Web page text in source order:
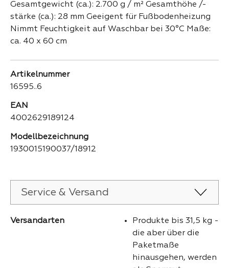
Gesamtgewicht (ca.): 2.700 g / m² Gesamthöhe /-
stärke (ca.): 28 mm Geeigent für Fußbodenheizung
Nimmt Feuchtigkeit auf Waschbar bei 30°C Maße:
ca. 40 x 60 cm
Artikelnummer
16595..6
EAN
4002629189124
Modellbezeichnung
1930015190037/18912
Service & Versand
Versandarten
Produkte bis 31,5 kg -
die aber über die
Paketmaße
hinausgehen, werden